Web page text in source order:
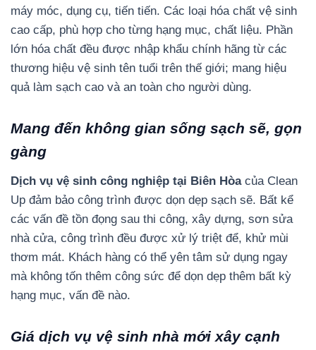
máy móc, dụng cụ, tiến tiến. Các loại hóa chất vệ sinh
cao cấp, phù hợp cho từng hạng mục, chất liệu. Phần
lớn hóa chất đều được nhập khẩu chính hãng từ các
thương hiệu vệ sinh tên tuổi trên thế giới; mang hiệu
quả làm sạch cao và an toàn cho người dùng.
Mang đến không gian sống sạch sẽ, gọn
gàng
Dịch vụ vệ sinh công nghiệp tại Biên Hòacủa Clean
Up đảm bảo công trình được dọn dẹp sạch sẽ. Bất kể
các vấn đề tồn đọng sau thi công, xây dựng, sơn sửa
nhà cửa, công trình đều được xử lý triệt để, khử mùi
thơm mát. Khách hàng có thể yên tâm sử dụng ngay
mà không tốn thêm công sức để dọn dẹp thêm bất kỳ
hạng mục, vấn đề nào.
Giá dịch vụ vệ sinh nhà mới xây cạnh